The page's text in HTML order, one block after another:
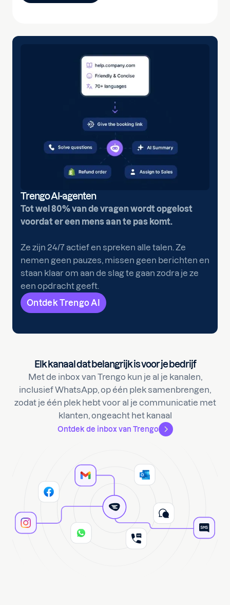
Trengo AI-agenten
Tot wel 80% van de vragen wordt opgelost
voordat er een mens aan te pas komt.
Ze zijn 24/7 actief en spreken alle talen. Ze
nemen geen pauzes, missen geen berichten en
staan klaar om aan de slag te gaan zodra je ze
een opdracht geeft.
Ontdek Trengo AI
Elk kanaal dat belangrijk is voor je bedrijf
Met de inbox van Trengo kun je al je kanalen,
inclusief WhatsApp, op één plek samenbrengen,
zodat je één plek hebt voor al je communicatie met
klanten, ongeacht het kanaal
Ontdek de inbox van Trengo